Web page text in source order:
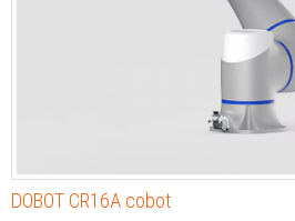
DOBOT CR16A cobot